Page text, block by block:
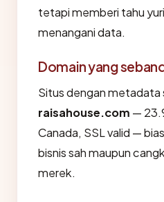
tetapi memberi tahu
menangani data.
Domain yang
Situs dengan metadata
raisahouse.com —
Canada, SSL valid —
bisnis sah maupun
merek.